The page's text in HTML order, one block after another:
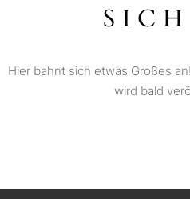
ICH
Hier bahnt sich etwas Großes
wird bald